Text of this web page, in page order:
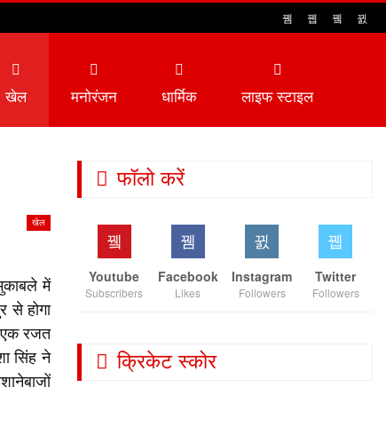
खेल मनोरंजन धार्मिक लाइफ स्टाइल
खेल
में
से होगा
एक रजत
सिंह ने
फॉलो करें
Youtube
Subscribers
Facebook
Likes
Instagram
Followers
Twitter
Followers
क्रिकेट स्कोर